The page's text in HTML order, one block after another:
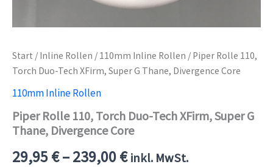
Start / Inline Rollen / 110mm Inline Rollen / Piper Rolle 110,
Torch Duo-Tech XFirm, Super G Thane, Divergence Core
110mm Inline Rollen
Piper Rolle 110, Torch Duo-Tech XFirm, Super G
Thane, Divergence Core
29,95€–239,00€ inkl. MwSt.